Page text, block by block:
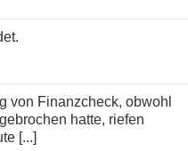
hatte, riefen
[...]